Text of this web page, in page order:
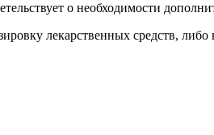
о необходимости
лекарственных средств,